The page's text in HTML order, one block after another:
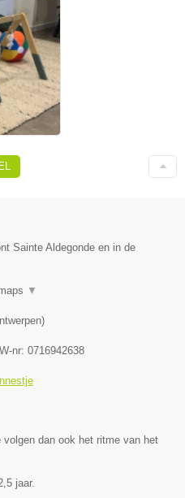
Sainte Aldegonde en in de
▼
)
nr: 0716942638
dan ook het ritme van het
jaar.